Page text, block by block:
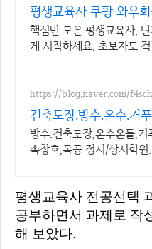
평생교육사 쿠팡 와우
핵심만 모은 평생교육사,
게 시작하세요. 초보자도
https://blog.naver.com/
건축도장.방수.온수.거
내일배움카드정부지원
방수.건축도장,온수온돌,거
속창호,목공 정시/상시학원
금속창호교육
평생교육사 전공선택 과목인 성인학습 및 상담을
공부하면서 과제로 작
해 보았다.